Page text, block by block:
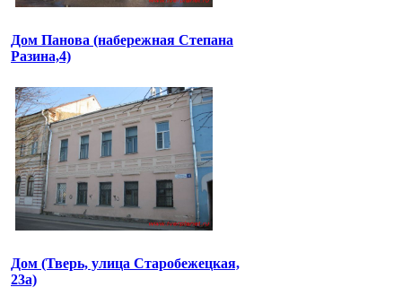
Дом Панова (набережная Степана
Разина,4)
Дом (Тверь, улица Старобежецкая,
23а)